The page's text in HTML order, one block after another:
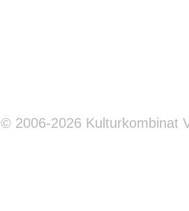
© 2006-2026